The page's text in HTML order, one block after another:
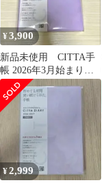
¥3,900
新品未使用 CITTA手
帳 2026年3月始まり
A5ライラックパープ
ル 春手帳
¥2,999